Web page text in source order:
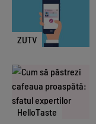
ZUTV
HelloTaste